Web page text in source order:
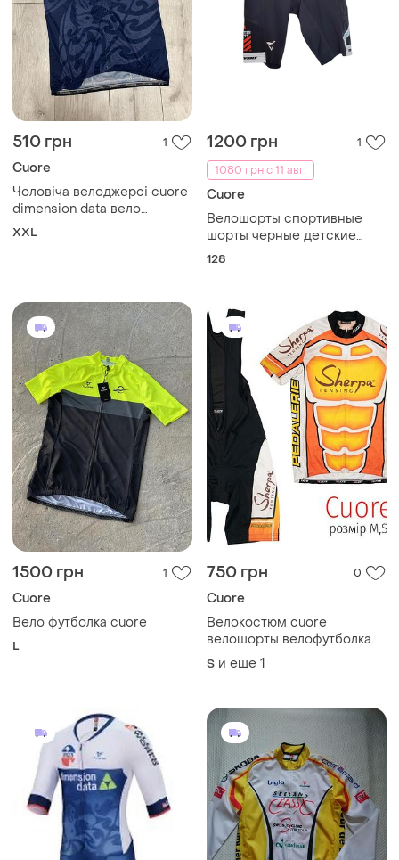
510 грн 1
Cuore
Чоловіча велоджерсі cuore
dimension data вело
футболка розмір 2xl
XXL
1200 грн
1
1080 грн с 11 авг.
Cuore
Велошорты спортивные
шорты черные детские
cuore вело велосипедные в
шортики для мальчика
девочки
128
1500 грн 1
Cuore
Вело футболка cuore
L
750 грн 0
Cuore
Велокостюм cuore
велошорты велофутболка
велосипедный костюм
комбинезон для
велотрико джерси
велоджерси
S и еще 1